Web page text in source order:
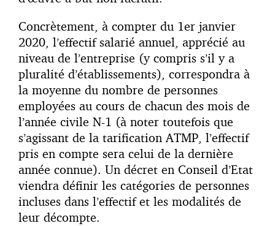
Concrètement, à compter du 1er janvier
2020, l’effectif salarié annuel, apprécié au
niveau de l’entreprise (y compris s’il y a
pluralité d’établissements), correspondra à
la moyenne du nombre de personnes
employées au cours de chacun des mois de
l’année civile N-1 (à noter toutefois que
s’agissant de la tarification ATMP, l’effectif
pris en compte sera celui de la dernière
année connue). Un décret en Conseil d’Etat
viendra définir les catégories de personnes
incluses dans l’effectif et les modalités de
leur décompte.